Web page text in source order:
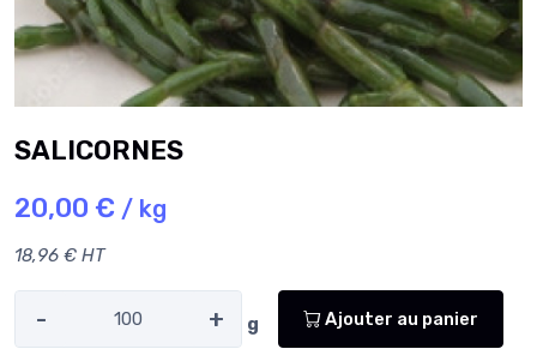
SALICORNES
20,00 € / kg
18,96 € HT
- + g Ajouter au panier